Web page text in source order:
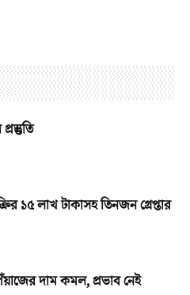
১৫ লাখ টাকাসহ তিনজন গ্রেপ্তার
দাম কমল, প্রভাব নেই